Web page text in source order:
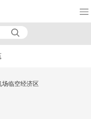
场临空经济区